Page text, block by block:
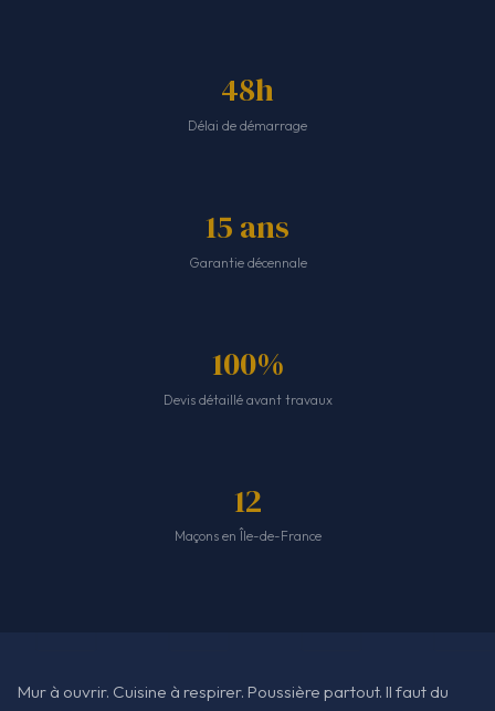
48h
Délai de démarrage
15 ans
Garantie décennale
100%
Devis détaillé avant travaux
12
Maçons en Île-de-France
Mur à ouvrir. Cuisine à respirer. Poussière partout. Il faut du